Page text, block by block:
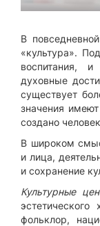
В
«культура».
воспитания, и
духовные
существует
значения
создано
В широком
и лица,
и сохранение
Культурные
фольклор,